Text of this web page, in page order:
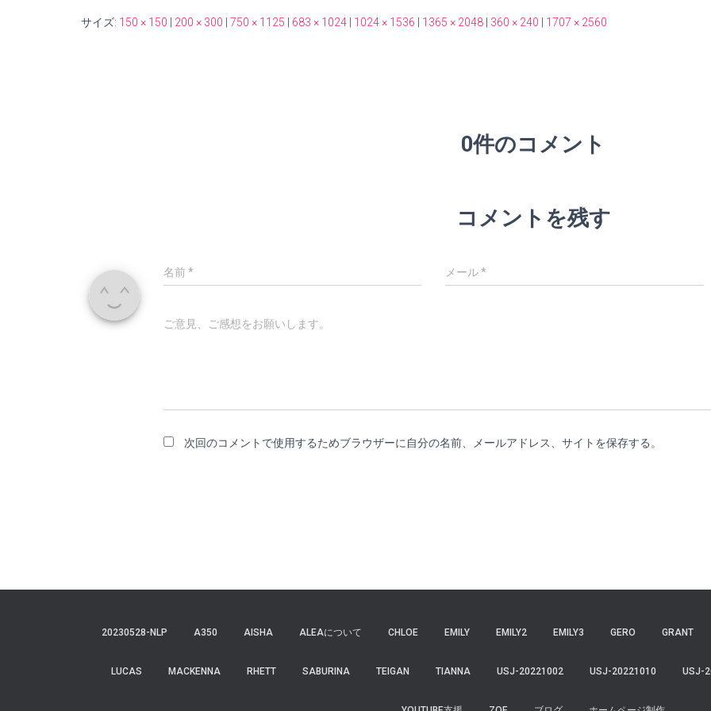
サイズ: 150 × 150 200 × 300 750 × 1125 683 × 1024 1024 × 1536 1365 × 2048 360 × 240 1707 × 2560
0件のコメント
コメントを残す
名前* メール*
ご意見、ご感想をお願いします。
次回のコメントで使用するためブラウザーに自分の名前、メールアドレス、サイトを保存する。
20230528-NLP A350 AISHA ALEAについて CHLOE EMILY EMILY2 EMILY3 GERO GRANT
LUCAS MACKENNA RHETT SABURINA TEIGAN TIANNA USJ-20221002 USJ-20221010 USJ-